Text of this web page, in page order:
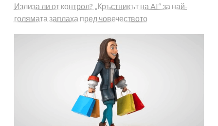
Излиза ли от контрол? „Кръстникът на AI“ за най-
голямата заплаха пред човечеството